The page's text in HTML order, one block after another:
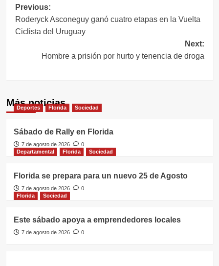
Navegación
de
entradas
Previous:
Roderyck Asconeguy ganó cuatro etapas en la Vuelta
Ciclista del Uruguay
Next:
Hombre a prisión por hurto y tenencia de droga
Más noticias
Deportes Florida Sociedad
Sábado de Rally en Florida
7 de agosto de 2026
0
Departamental
Florida Sociedad
Florida se prepara para un nuevo 25 de Agosto
7 de agosto de 2026
0
Florida
Sociedad
Este sábado apoya a emprendedores locales
7 de agosto de 2026 0